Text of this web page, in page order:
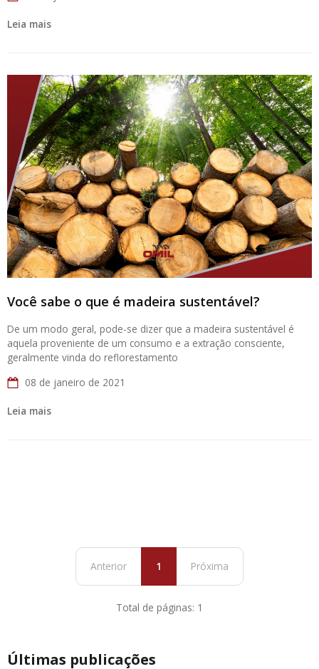
Leia mais
Você sabe o que é madeira sustentável?
De um modo geral, pode-se dizer que a madeira sustentável é
aquela proveniente de um consumo e a extração consciente,
geralmente vinda do reflorestamento
08 de janeiro de 2021
Leia mais
Anterior 1 Próxima
Total de páginas: 1
Últimas publicações